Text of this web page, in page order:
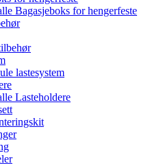
Bagasjeboks for hengerfeste
lastesystem
Lasteholdere